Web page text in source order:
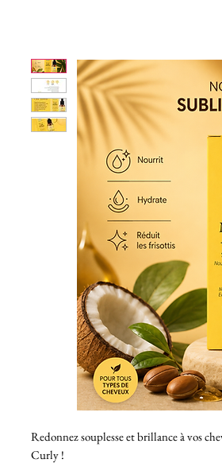
Redonnez souplesse et brillance à vos
Curly !